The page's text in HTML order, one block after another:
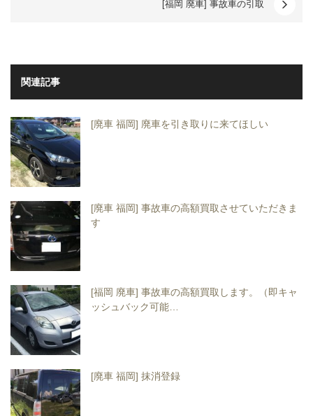
[福岡 廃車] 事故車の引取
関連記事
[廃車 福岡] 廃車を引き取りに来てほしい
[廃車 福岡] 事故車の高額買取させていただきま
す
[福岡 廃車] 事故車の高額買取します。（即キャ
ッシュバック可能…
[廃車 福岡] 抹消登録